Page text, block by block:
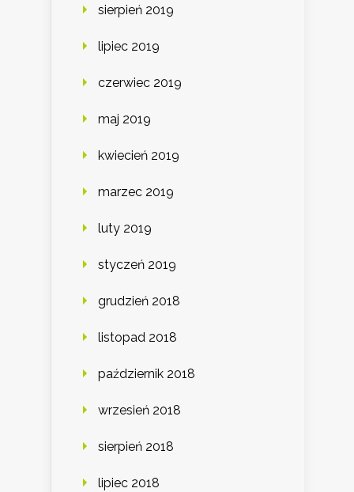
sierpień 2019
lipiec 2019
czerwiec 2019
maj 2019
kwiecień 2019
marzec 2019
luty 2019
styczeń 2019
grudzień 2018
listopad 2018
październik 2018
wrzesień 2018
sierpień 2018
lipiec 2018